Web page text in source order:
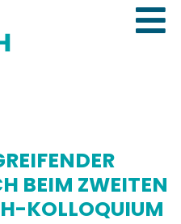
BEIM ZWEITEN
KOLLOQUIUM